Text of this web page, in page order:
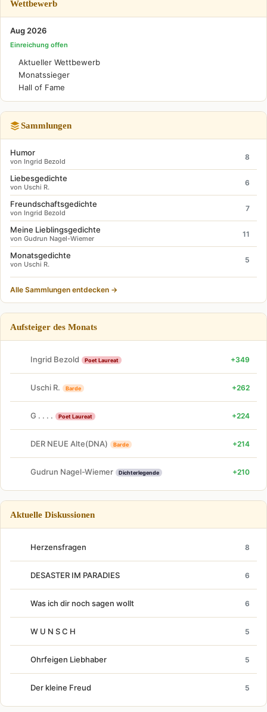
Wettbewerb
Aug 2026
Einreichung offen
Aktueller Wettbewerb
Monatssieger
Hall of Fame
Sammlungen
Humor
von Ingrid Bezold
8
Liebesgedichte
von Uschi R.
6
Freundschaftsgedichte
von Ingrid Bezold
7
Meine Lieblingsgedichte
von Gudrun Nagel-Wiemer
11
Monatsgedichte
von Uschi R.
5
Alle Sammlungen entdecken →
Aufsteiger des Monats
Ingrid Bezold Poet Laureat +349
Uschi R. Barde +262
G . . . . Poet Laureat +224
DER NEUE Alte(DNA) Barde +214
Gudrun Nagel-Wiemer Dichterlegende +210
Aktuelle Diskussionen
Herzensfragen 8
DESASTER IM PARADIES 6
Was ich dir noch sagen wollt 6
W U N S C H 5
Ohrfeigen Liebhaber 5
Der kleine Freud 5